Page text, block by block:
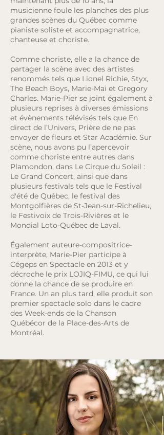
musicienne foule les planches des plus
grandes scènes du Québec comme
pianiste soliste et accompagnatrice,
chanteuse et choriste.
Comme choriste, elle a la chance de
partager la scène avec des artistes
renommés tels que Lionel Richie, Styx,
The Beach Boys, Marie-Mai et Gregory
Charles. Marie-Pier se joint également à
plusieurs reprises à diverses émissions
et évènements télévisés tels que En
direct de l’Univers, Prière de ne pas
envoyer de fleurs et Star Académie. Sur
scène, nous avons pu l’apercevoir
comme choriste entre autres dans
Plamondon, dans Le Cirque du Soleil :
Le Grand Concert, ainsi que dans
plusieurs festivals tels que le Festival
d'été de Québec, le festival des
Montgolfières de St-Jean-sur-Richelieu,
le Festivoix de Trois-Rivières et le
Mondial Loto-Québec de Laval.
Également auteure-compositrice-
interprète, Marie-Pier participe à
Cégeps en Spectacle en 2013 et y
décroche le prix LOJIQ-FIMU, ce qui lui
donne la chance de se produire en
France. Un an plus tard, elle produit son
premier spectacle solo dans le cadre
des Week-ends de la Chanson
Québécor de la Place-des-Arts de
Montréal.